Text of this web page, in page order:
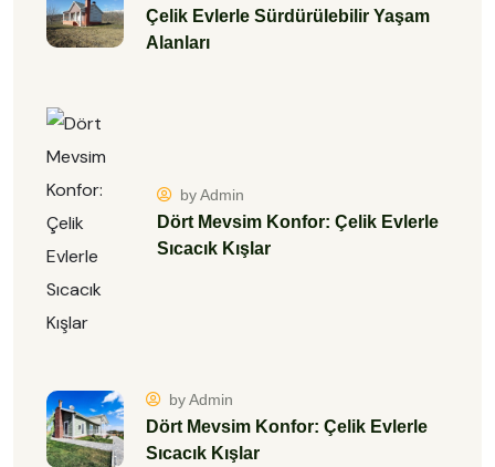
Çelik Evlerle Sürdürülebilir Yaşam
Alanları
by Admin
Dört Mevsim Konfor: Çelik Evlerle
Sıcacık Kışlar
by Admin
Dört Mevsim Konfor: Çelik Evlerle
Sıcacık Kışlar